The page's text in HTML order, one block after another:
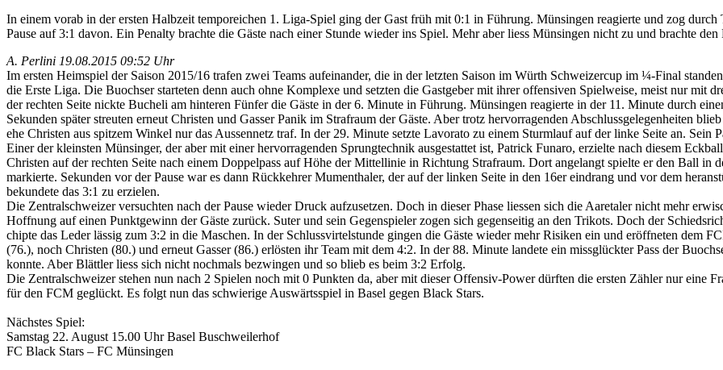
In einem vorab in der ersten Halbzeit temporeichen 1. Liga-Spiel ging der Gast früh mit 0:1 in Führung. Münsingen reagierte und zog
Pause auf 3:1 davon. Ein Penalty brachte die Gäste nach einer Stunde wieder ins Spiel. Mehr aber liess Münsingen nicht zu und brachte
A. Perlini 19.08.2015 09:52 Uhr
Im ersten Heimspiel der Saison 2015/16 trafen zwei Teams aufeinander, die in der letzten Saison im Würth Schweizercup im ¼-Final
die Erste Liga. Die Buochser starteten denn auch ohne Komplexe und setzten die Gastgeber mit ihrer offensiven Spielweise, meist nur mit
der rechten Seite nickte Bucheli am hinteren Fünfer die Gäste in der 6. Minute in Führung. Münsingen reagierte in der 11. Minute durch
Sekunden später streuten erneut Christen und Gasser Panik im Strafraum der Gäste. Aber trotz hervorragenden Abschlussgelegenheiten
ehe Christen aus spitzem Winkel nur das Aussennetz traf. In der 29. Minute setzte Lavorato zu einem Sturmlauf auf der linke Seite an. Sein
Einer der kleinsten Münsinger, der aber mit einer hervorragenden Sprungtechnik ausgestattet ist, Patrick Funaro, erzielte nach diesem
Christen auf der rechten Seite nach einem Doppelpass auf Höhe der Mittellinie in Richtung Strafraum. Dort angelangt spielte er den Ball in
markierte. Sekunden vor der Pause war es dann Rückkehrer Mumenthaler, der auf der linken Seite in den 16er eindrang und vor dem
bekundete das 3:1 zu erzielen.
Die Zentralschweizer versuchten nach der Pause wieder Druck aufzusetzen. Doch in dieser Phase liessen sich die Aaretaler nicht mehr
Hoffnung auf einen Punktgewinn der Gäste zurück. Suter und sein Gegenspieler zogen sich gegenseitig an den Trikots. Doch der
chipte das Leder lässig zum 3:2 in die Maschen. In der Schlussvirtelstunde gingen die Gäste wieder mehr Risiken ein und eröffneten dem
(76.), noch Christen (80.) und erneut Gasser (86.) erlösten ihr Team mit dem 4:2. In der 88. Minute landete ein missglückter Pass der
konnte. Aber Blättler liess sich nicht nochmals bezwingen und so blieb es beim 3:2 Erfolg.
Die Zentralschweizer stehen nun nach 2 Spielen noch mit 0 Punkten da, aber mit dieser Offensiv-Power dürften die ersten Zähler nur eine
für den FCM geglückt. Es folgt nun das schwierige Auswärtsspiel in Basel gegen Black Stars.
Nächstes Spiel:
Samstag 22. August 15.00 Uhr Basel Buschweilerhof
FC Black Stars – FC Münsingen